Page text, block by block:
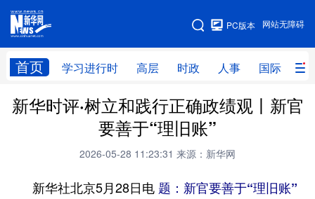
网站无障碍
PC版本
首页 学习进行时 高层 时政 人事 国际 财
网站地图
学习进行时 高层 时政 人事
财经 网评
科技 科创 量子 体育
新华时评·树立和践行正确政绩观丨新官
要善于“理旧账”
2026-05-28 11:23:31 来源：新华网
新华社北京5月28日电 题：新官要善于“理旧账”